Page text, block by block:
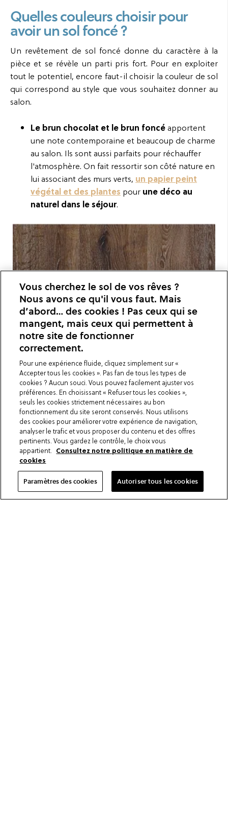
Quelles couleurs choisir pour
avoir un sol foncé ?
Un revêtement de sol foncé donne du caractère à la
pièce et se révèle un parti pris fort. Pour en exploiter
tout le potentiel, encore faut-il choisir la couleur de sol
qui correspond au style que vous souhaitez donner au
salon.
Le brun chocolat et le brun foncé apportent
une note contemporaine et beaucoup de charme
au salon. Ils sont aussi parfaits pour réchauffer
l'atmosphère. On fait ressortir son côté nature en
lui associant des murs verts, un papier peint
végétal et des plantes pour une déco au
naturel dans le séjour.
Vous cherchez le sol de vos rêves ?
Nous avons ce qu'il vous faut. Mais
d’abord… des cookies ! Pas ceux qui se
mangent, mais ceux qui permettent à
notre site de fonctionner
correctement.
Pour une expérience fluide, cliquez simplement sur «
Accepter tous les cookies ». Pas fan de tous les types de
cookies ? Aucun souci. Vous pouvez facilement ajuster vos
préférences. En choisissant « Refuser tous les cookies »,
seuls les cookies strictement nécessaires au bon
fonctionnement du site seront conservés. Nous utilisons
des cookies pour améliorer votre expérience de navigation,
analyser le trafic et vous proposer du contenu et des offres
pertinents. Vous gardez le contrôle, le choix vous
appartient.
Consultez notre politique en matière de
cookies
Paramètres des cookies Autoriser tous les cookies